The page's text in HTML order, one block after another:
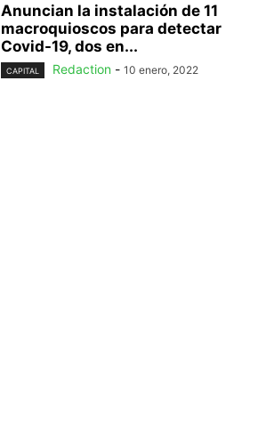
Anuncian la instalación de 11
macroquioscos para detectar
Covid-19, dos en...
CAPITAL Redaction - 10 enero, 2022